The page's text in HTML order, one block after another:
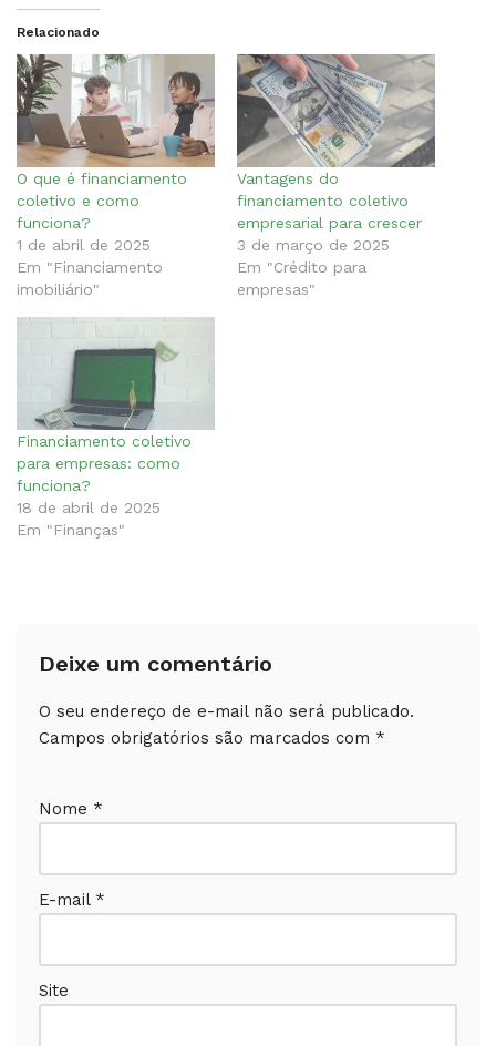
Relacionado
O que é financiamento
coletivo e como
funciona?
1 de abril de 2025
Em "Financiamento
imobiliário"
Vantagens do
financiamento coletivo
empresarial para crescer
3 de março de 2025
Em "Crédito para
empresas"
Financiamento coletivo
para empresas: como
funciona?
18 de abril de 2025
Em "Finanças"
Deixe um comentário
O seu endereço de e-mail não será publicado.
Campos obrigatórios são marcados com *
Nome *
E-mail *
Site